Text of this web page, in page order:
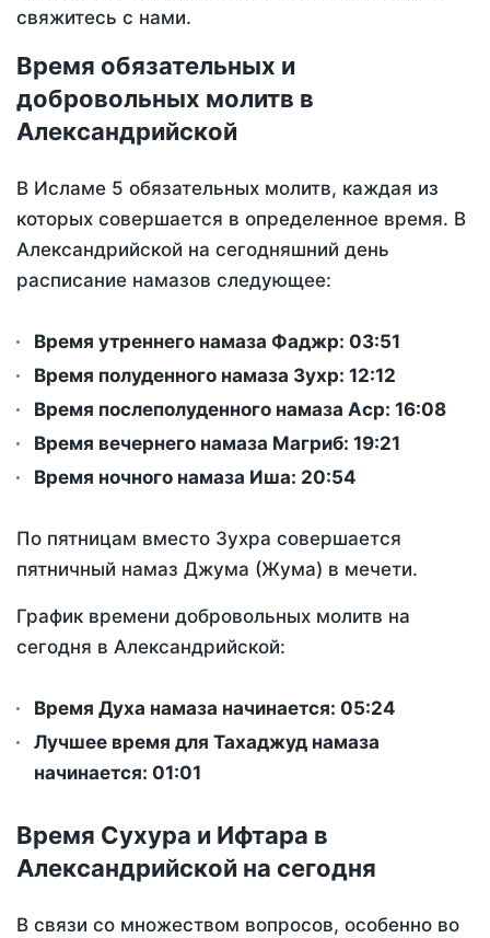
свяжитесь с нами.
Время обязательных и
добровольных молитв в
Александрийской
В Исламе 5 обязательных молитв, каждая из
которых совершается в определенное время. В
Александрийской на сегодняшний день
расписание намазов следующее:
Время утреннего намаза Фаджр: 03:51
Время полуденного намаза Зухр: 12:12
Время послеполуденного намаза Аср: 16:08
Время вечернего намаза Магриб: 19:21
Время ночного намаза Иша: 20:54
По пятницам вместо Зухра совершается
пятничный намаз Джума (Жума) в мечети.
График времени добровольных молитв на
сегодня в Александрийской:
Время Духа намаза начинается: 05:24
Лучшее время для Тахаджуд намаза
начинается: 01:01
Время Сухура и Ифтара в
Александрийской на сегодня
В связи со множеством вопросов, особенно во